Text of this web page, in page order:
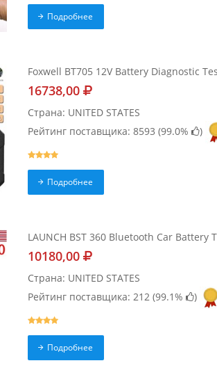
Подробнее
Foxwell BT705 12V Battery Diagnostic
16738,00
Страна: UNITED STATES
Рейтинг поставщика: 8593 (99.0% )
Подробнее
LAUNCH BST 360 Bluetooth Car
10180,00
Страна: UNITED STATES
Рейтинг поставщика: 212 (99.1% )
Подробнее